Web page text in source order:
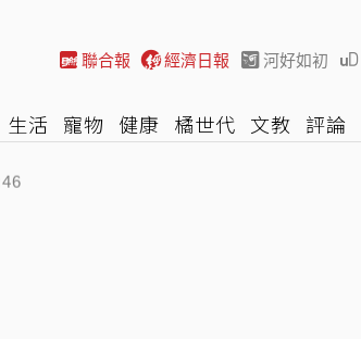
聯合報 經濟日報 河好如初
生活 寵物 健康 橘世代 文教 評論
10:40